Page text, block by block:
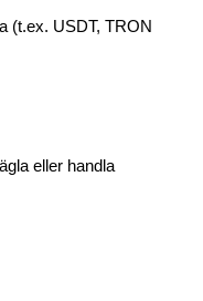
(t.ex. USDT, TRON
eller handla